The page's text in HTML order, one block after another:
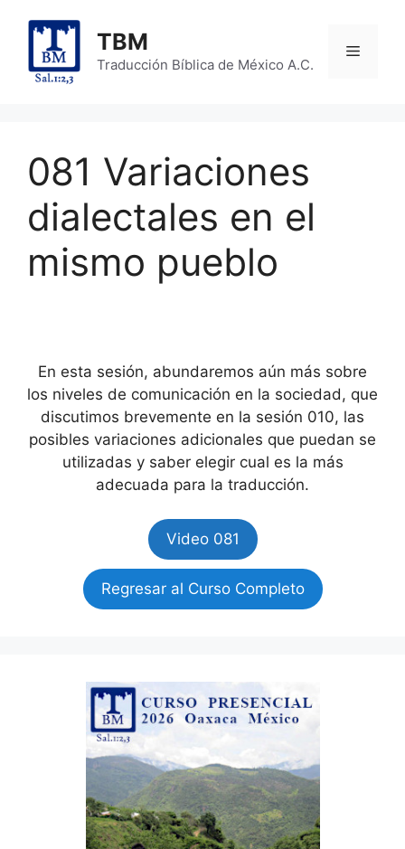
content
TBM
Traducción Bíblica de México A.C.
Menu
081 Variaciones
dialectales en el
mismo pueblo
En esta sesión, abundaremos aún más sobre
los niveles de comunicación en la sociedad, que
discutimos brevemente en la sesión 010, las
posibles variaciones adicionales que puedan se
utilizadas y saber elegir cual es la más
adecuada para la traducción.
Video 081
Regresar al Curso Completo